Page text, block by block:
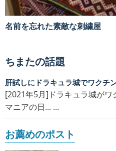
名前を忘れた素敵な刺繍屋
ちまたの話題
肝試しにドラキュラ城でワクチ
[2021年5月]ドラキュラ城が
マニアの日... ...
お薦めのポスト